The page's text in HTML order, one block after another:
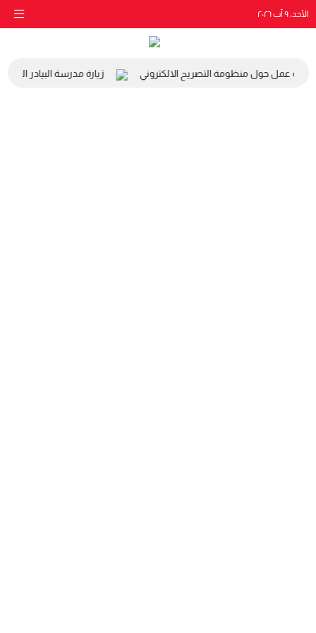
الأحد، ٩ آب ٢٠٢٦
عمل حول منظومة التصريح الالكتروني زيارة مدرسة البيادر الى